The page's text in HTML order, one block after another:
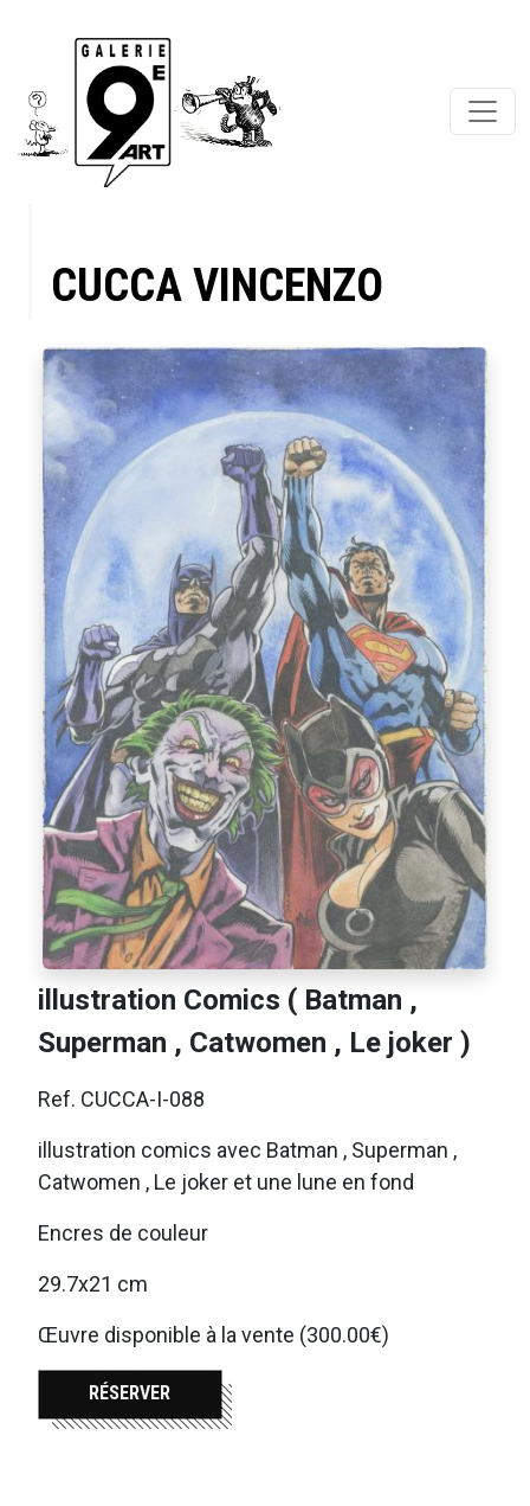
CUCCA VINCENZO
illustration Comics ( Batman ,
Superman , Catwomen , Le joker )
Ref. CUCCA-I-088
illustration comics avec Batman , Superman ,
Catwomen , Le joker et une lune en fond
Encres de couleur
29.7x21 cm
Œuvre disponible à la vente (300.00€)
RÉSERVER